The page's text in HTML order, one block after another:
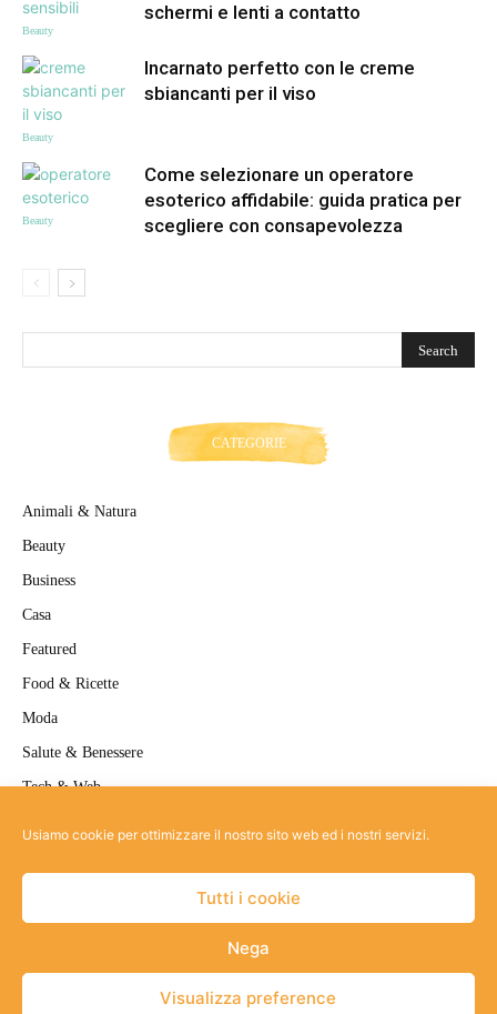
Usiamo cookie per ottimizzare il nostro sito web ed i nostri servizi.
Tutti i cookie
Nega
Visualizza preference
Beauty
schermi e lenti a contatto
Beauty
Incarnato perfetto con le creme
sbiancanti per il viso
Beauty
Come selezionare un operatore
esoterico affidabile: guida pratica per
scegliere con consapevolezza
CATEGORIE
Animali & Natura
Beauty
Business
Casa
Featured
Food & Ricette
Moda
Salute & Benessere
Tech & Web